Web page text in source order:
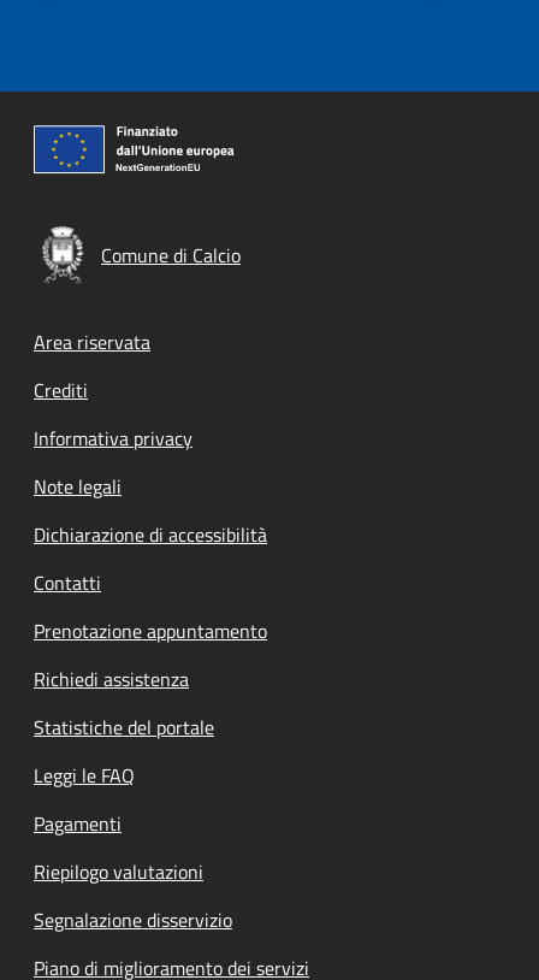
Comune di Calcio
Footer menu
Area riservata
Crediti
Informativa privacy
Note legali
Dichiarazione di accessibilità
Contatti
Prenotazione appuntamento
Richiedi assistenza
Statistiche del portale
Leggi le FAQ
Pagamenti
Riepilogo valutazioni
Segnalazione disservizio
Piano di miglioramento dei servizi